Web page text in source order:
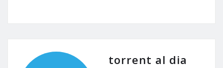
torrent al dia